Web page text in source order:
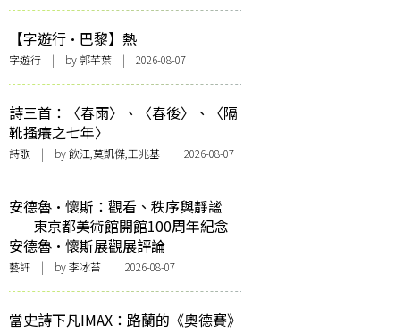
【字遊行·巴黎】熱
字遊行 | by 郭芊葉 | 2026-08-07
詩三首：〈春雨〉、〈春後〉、〈隔
靴搔癢之七年〉
詩歌 | by 飲江,莫凱傑,王兆基 | 2026-08-07
安德魯·懷斯：觀看、秩序與靜謐
——東京都美術館開館100周年紀念
安德魯·懷斯展觀展評論
藝評 | by 李冰苔 | 2026-08-07
當史詩下凡IMAX：路蘭的《奧德賽》